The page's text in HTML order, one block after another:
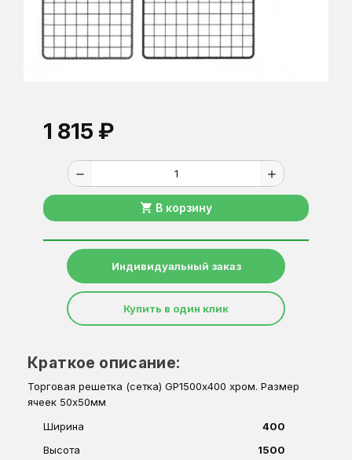
1 815 ₽
remove add
shopping_cart В корзину
Индивидуальный заказ
Купить в один клик
Краткое описание:
Торговая решетка (сетка) GP1500х400 хром. Размер
ячеек 50х50мм
Ширина
400
Высота
1500